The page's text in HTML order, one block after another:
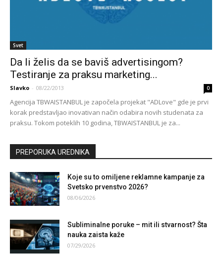
Svet
Da li želis da se baviš advertisingom?
Testiranje za praksu marketing...
Slavko - 08/22/2013 0
Agencija TBWAISTANBUL je započela projekat "ADLove" gde je prvi
korak predstavljao inovativan način odabira novih studenata za
praksu. Tokom poteklih 10 godina, TBWAISTANBUL je za...
PREPORUKA UREDNIKA
Koje su to omiljene reklamne kampanje za
Svetsko prvenstvo 2026?
08/06/2026
Subliminalne poruke – mit ili stvarnost? Šta
nauka zaista kaže
07/29/2026